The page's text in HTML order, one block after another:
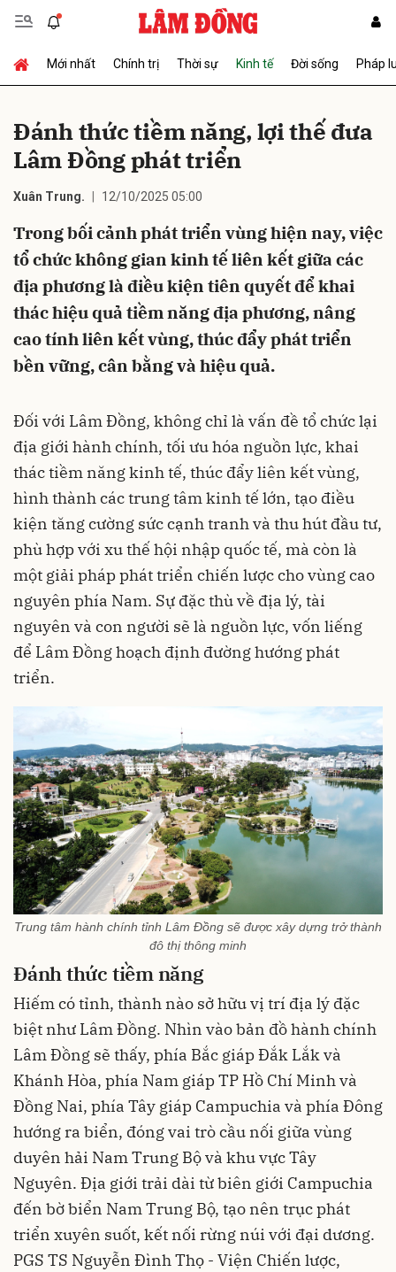
Mới nhất Chính trị Thời sự Kinh tế Đời sống Pháp
Đánh thức tiềm năng, lợi thế đưa
Lâm Đồng phát triển
Xuân Trung. 12/10/2025 05:00
Trong bối cảnh phát triển vùng hiện nay, việc
tổ chức không gian kinh tế liên kết giữa các
địa phương là điều kiện tiên quyết để khai
thác hiệu quả tiềm năng địa phương, nâng
cao tính liên kết vùng, thúc đẩy phát triển
bền vững, cân bằng và hiệu quả.
Đối với Lâm Đồng, không chỉ là vấn đề tổ chức lại
địa giới hành chính, tối ưu hóa nguồn lực, khai
thác tiềm năng kinh tế, thúc đẩy liên kết vùng,
hình thành các trung tâm kinh tế lớn, tạo điều
kiện tăng cường sức cạnh tranh và thu hút đầu tư,
phù hợp với xu thế hội nhập quốc tế, mà còn là
một giải pháp phát triển chiến lược cho vùng cao
nguyên phía Nam. Sự đặc thù về địa lý, tài
nguyên và con người sẽ là nguồn lực, vốn liếng
để Lâm Đồng hoạch định đường hướng phát
triển.
Trung tâm hành chính tỉnh Lâm Đồng sẽ được xây dựng trở thành
đô thị thông minh
Đánh thức tiềm năng
Hiếm có tỉnh, thành nào sở hữu vị trí địa lý đặc
biệt như Lâm Đồng. Nhìn vào bản đồ hành chính
Lâm Đồng sẽ thấy, phía Bắc giáp Đắk Lắk và
Khánh Hòa, phía Nam giáp TP Hồ Chí Minh và
Đồng Nai, phía Tây giáp Campuchia và phía Đông
hướng ra biển, đóng vai trò cầu nối giữa vùng
duyên hải Nam Trung Bộ và khu vực Tây
Nguyên. Địa giới trải dài từ biên giới Campuchia
đến bờ biển Nam Trung Bộ, tạo nên trục phát
triển xuyên suốt, kết nối rừng núi với đại dương.
PGS TS Nguyễn Đình Thọ - Viện Chiến lược,
Gửi bình luận
Hủy Gửi